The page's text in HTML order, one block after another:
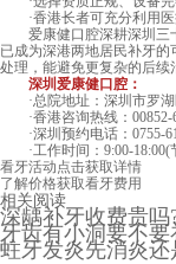
·香港长者可充分利用医
爱康健口腔深耕深圳三十
已成为深港两地居民补牙
处理，能避免更复杂的后续
深圳爱康健口腔：
·总院地址：深圳市罗湖
·香港咨询热线：00852-
·深圳预约电话：0755-
·工作时间：9:00-18:00(
看牙活动点击获取详情
了解价格获取看牙费用
相关阅读
深龋补牙收费贵吗
牙齿有小洞要不
蛀牙发炎先消炎